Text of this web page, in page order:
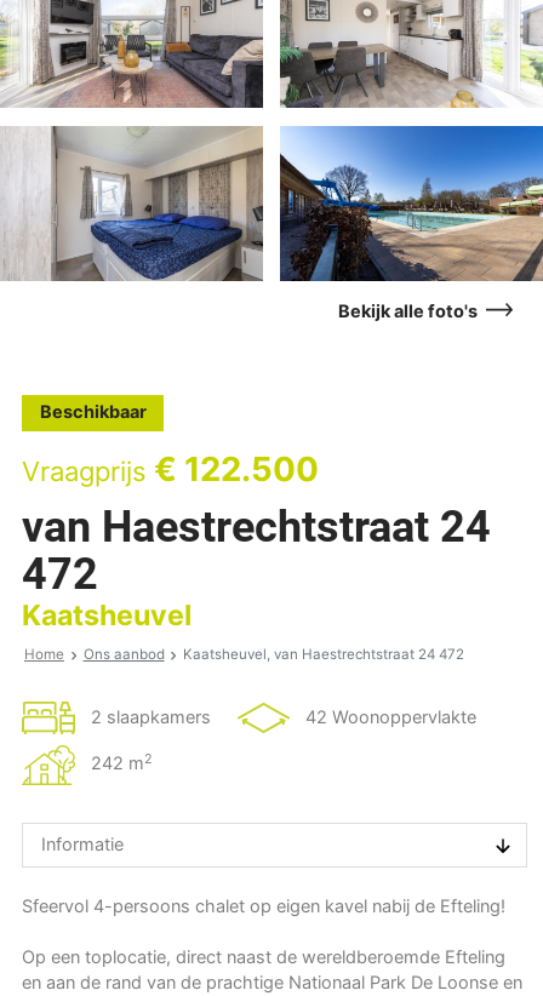
Bekijk alle foto's
Beschikbaar
Vraagprijs € 122.500
van Haestrechtstraat 24
472
Kaatsheuvel
Home Ons aanbod Kaatsheuvel, van Haestrechtstraat 24 472
2 slaapkamers 42 Woonoppervlakte
242 m2
Informatie
Sfeervol 4-persoons chalet op eigen kavel nabij de Efteling!
Op een toplocatie, direct naast de wereldberoemde Efteling
en aan de rand van de prachtige Nationaal Park De Loonse en